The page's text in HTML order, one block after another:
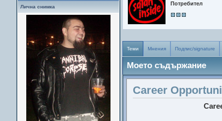
Лична снимка
Потребител
Теми Мнения Подпис/signature
Моето съдържание
Career